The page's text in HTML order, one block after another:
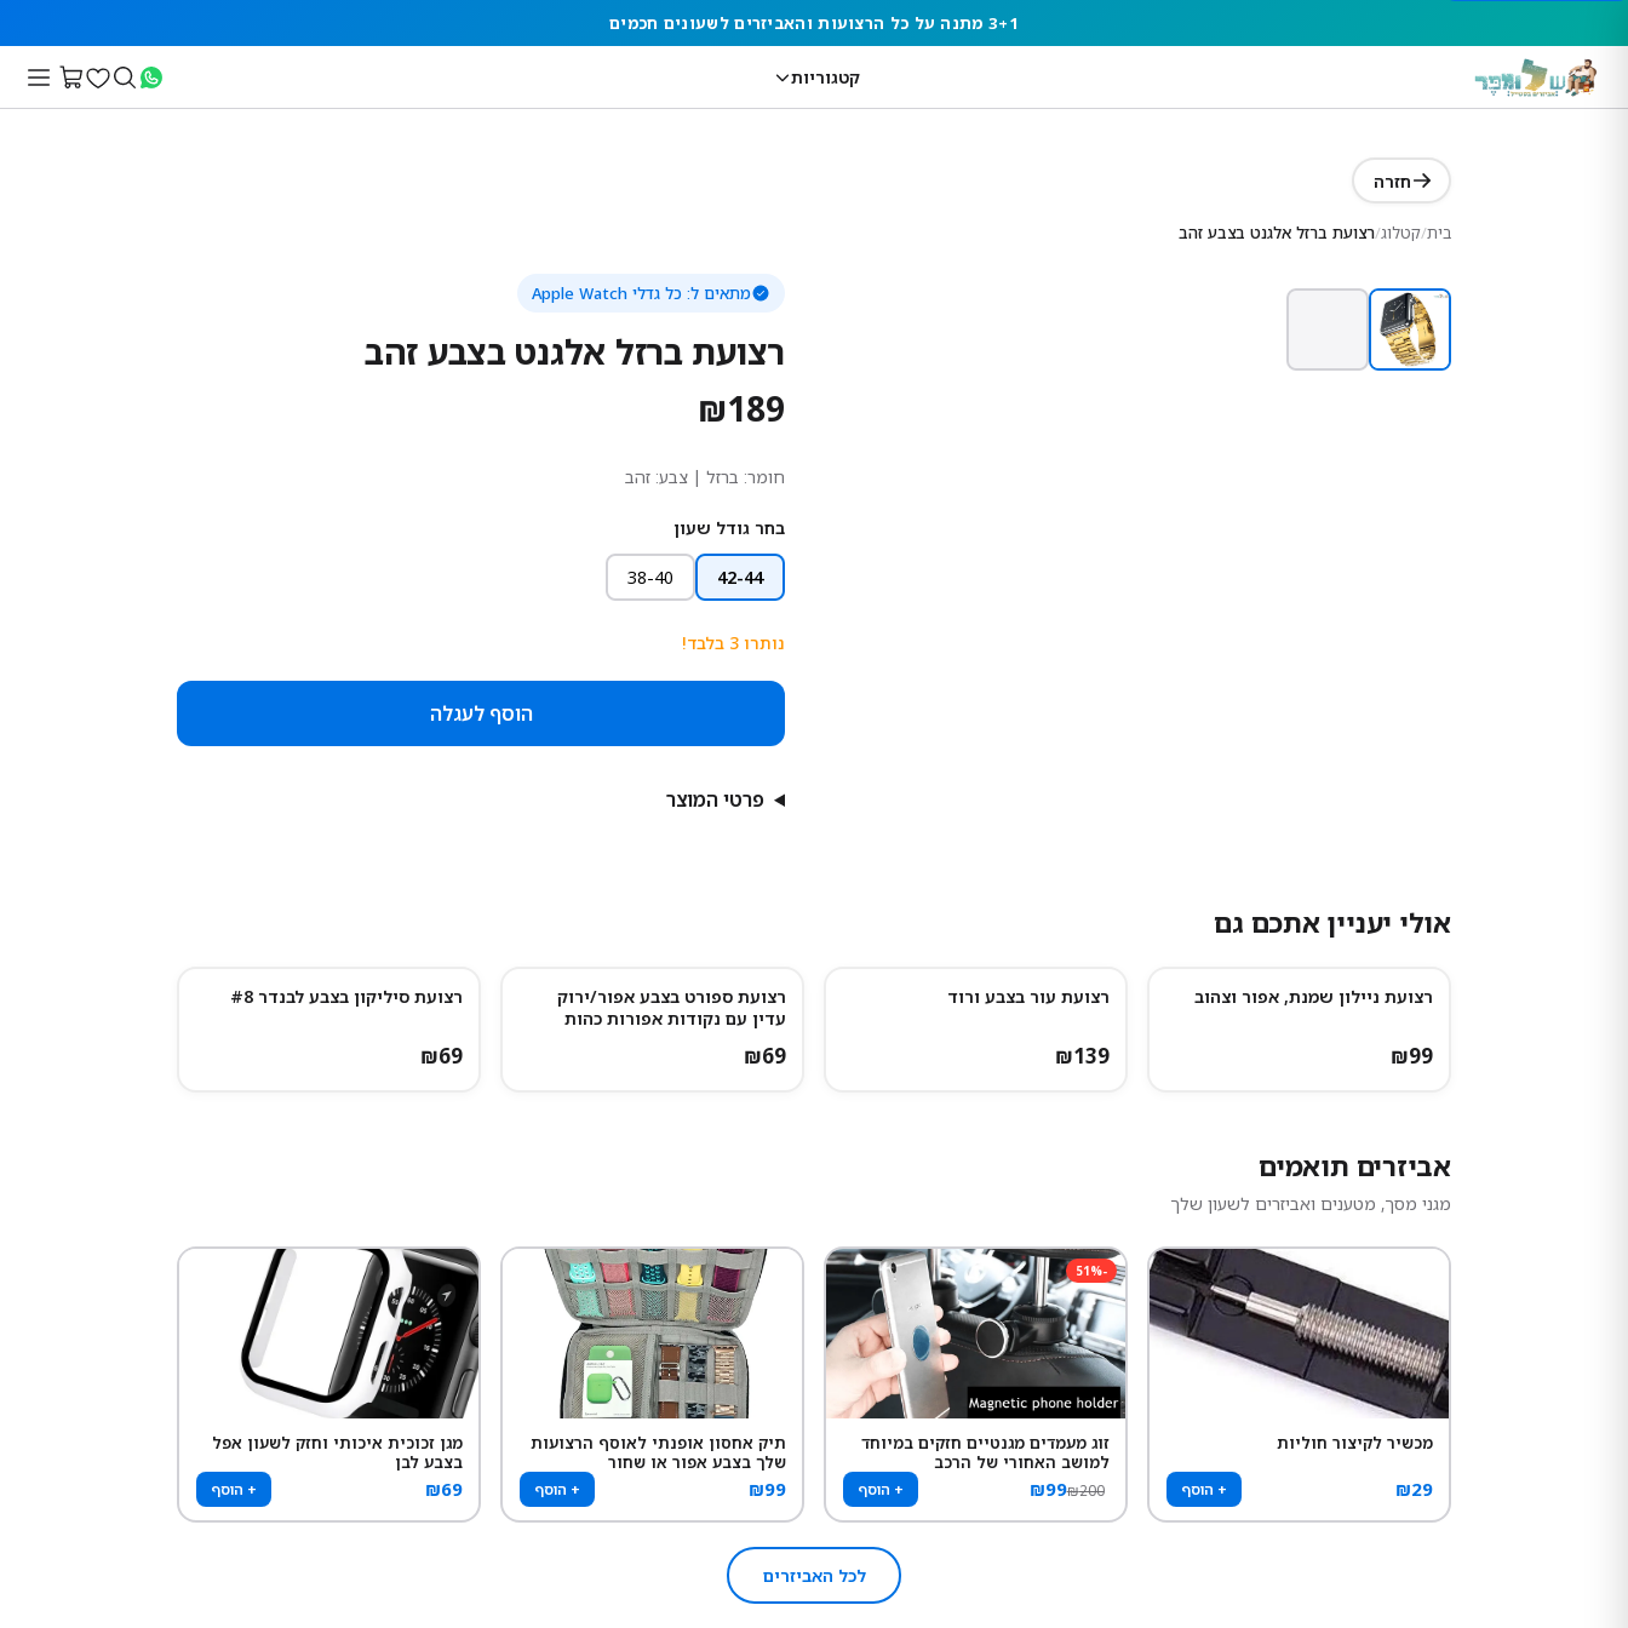
3+1 מתנה על כל הרצועות והאביזרים לשעונים חכמים
קטגוריות
חזרה
בית/קטלוג/רצועת ברזל אלגנט בצבע זהב
מתאים ל: כל גדלי Apple Watch
רצועת ברזל אלגנט בצבע זהב
₪189
חומר: ברזל | צבע: זהב
בחר גודל שעון
42-44
38-40
נותרו 3 בלבד!
הוסף לעגלה
פרטי המוצר
אולי יעניין אתכם גם
רצועת ניילון שמנת, אפור וצהוב
₪99
נותרו מעט
רצועת עור בצבע ורוד
₪139
רצועת ספורט בצבע אפור/ירוק
עדין עם נקודות אפורות כהות
₪69
רצועת סיליקון בצבע לבנדר #8
₪69
אביזרים תואמים
מגני מסך, מטענים ואביזרים לשעון שלך
מכשיר לקיצור חוליות
₪29 + הוסף
-
51%
זוג מעמדים מגנטיים חזקים במיוחד
למושב האחורי של הרכב
₪99₪200 + הוסף
תיק אחסון אופנתי לאוסף הרצועות
שלך בצבע אפור או שחור
₪99 + הוסף
מגן זכוכית איכותי וחזק לשעון אפל
בצבע לבן
₪69 + הוסף
לכל האביזרים